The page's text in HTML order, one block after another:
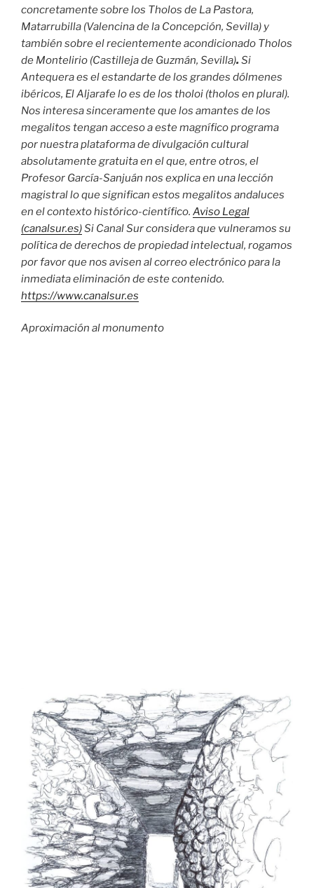
concretamente sobre los Tholos de La Pastora,
Matarrubilla (Valencina de la Concepción, Sevilla) y
también sobre el recientemente acondicionado Tholos
de Montelirio (Castilleja de Guzmán, Sevilla). Si
Antequera es el estandarte de los grandes dólmenes
ibéricos, El Aljarafe lo es de los tholoi (tholos en plural).
Nos interesa sinceramente que los amantes de los
megalitos tengan acceso a este magnífico programa
por nuestra plataforma de divulgación cultural
absolutamente gratuita en el que, entre otros, el
Profesor García-Sanjuán nos explica en una lección
magistral lo que significan estos megalitos andaluces
en el contexto histórico-científico. Aviso Legal
(canalsur.es)Si Canal Sur considera que vulneramos su
política de derechos de propiedad intelectual, rogamos
por favor que nos avisen al correo electrónico para la
inmediata eliminación de este contenido.
https://www.canalsur.es
Aproximación al monumento